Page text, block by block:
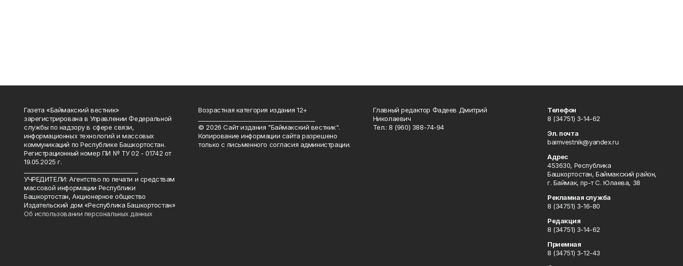
Газета «Баймакский вестник»
зарегистрирована в Управлении Федеральной
службы по надзору в сфере связи,
информационных технологий и массовых
коммуникаций по Республике Башкортостан.
Регистрационный номер ПИ № ТУ 02 - 01742 от
19.05.2025 г.
УЧРЕДИТЕЛИ: Агентство по печати и средствам
массовой информации Республики
Башкортостан, Акционерное общество
Издательский дом «Республика Башкортостан»
Об использовании персональных данных
Возрастная категория издания 12+
© 2026 Сайт издания "Баймакский вестник".
Копирование информации сайта разрешено
только с письменного согласия администрации.
Главный редактор Фадеев Дмитрий
Николаевич
Тел.: 8 (960) 388-74-94
Телефон
8 (34751) 3-14-62
Эл. почта
baimvestnik@yandex.ru
Адрес
453630, Республика
Башкортостан, Баймакский район,
г. Баймак, пр-т С. Юлаева, 38
Рекламная служба
8 (34751) 3-16-80
Редакция
8 (34751) 3-14-62
Приемная
8 (34751) 3-12-43